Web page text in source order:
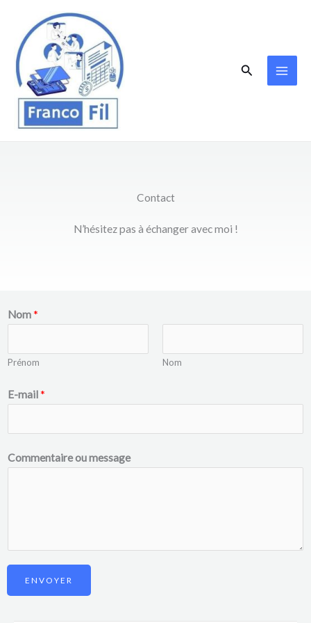
contenu
Rechercher
Contact
N’hésitez pas à échanger avec moi !
Nom*
Prénom Nom
E-mail*
Commentaire ou message
ENVOYER